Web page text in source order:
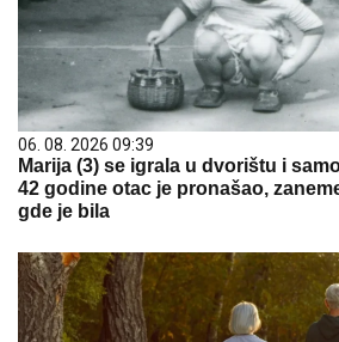
06. 08. 2026 09:39
Marija (3) se igrala u dvorištu i
42 godine otac je pronašao,
gde je bila